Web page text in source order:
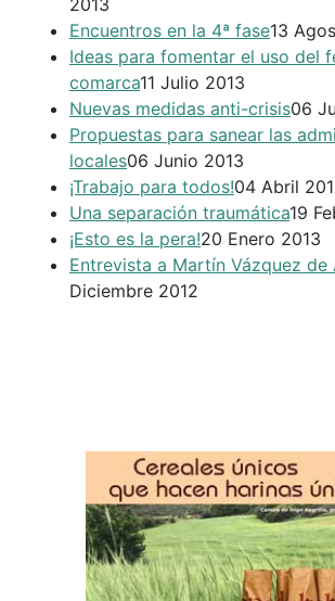
2013
Encuentros en la 4ª fase13
Ideas para fomentar el uso del
comarca11 Julio 2013
Nuevas medidas anti-crisis06
Propuestas para sanear las
locales06 Junio 2013
¡Trabajo para todos!04 Abril
Una separación traumática19
¡Esto es la pera!20 Enero 2013
Entrevista a Martín Vázquez de
Diciembre 2012